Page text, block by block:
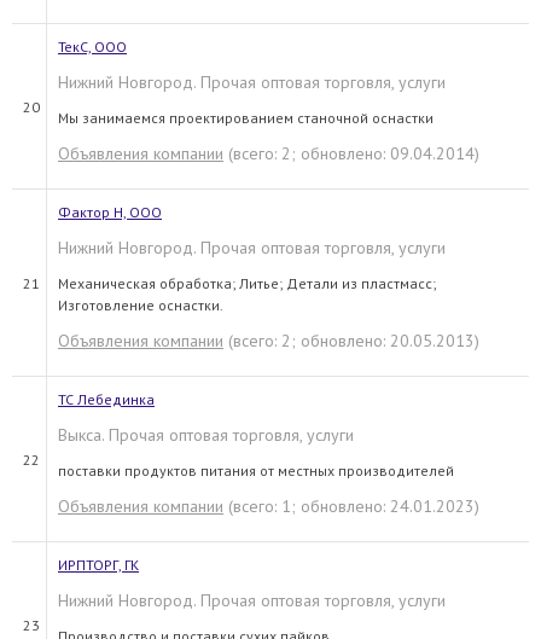
20
ТекС, ООО
Нижний Новгород. Прочая оптовая торговля, услуги
Мы занимаемся проектированием станочной оснастки
Объявления компании (всего: 2; обновлено: 09.04.2014)
21
Фактор Н, ООО
Нижний Новгород. Прочая оптовая торговля, услуги
Механическая обработка; Литье; Детали из пластмасс;
Изготовление оснастки.
Объявления компании (всего: 2; обновлено: 20.05.2013)
22
ТС Лебединка
Выкса. Прочая оптовая торговля, услуги
поставки продуктов питания от местных производителей
Объявления компании (всего: 1; обновлено: 24.01.2023)
23
ИРПТОРГ, ГК
Нижний Новгород. Прочая оптовая торговля, услуги